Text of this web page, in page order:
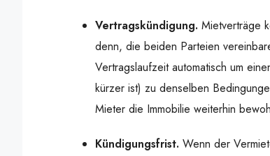
Vertragskündigung. Mietverträge
denn, die beiden Parteien
Vertragslaufzeit automatisch um
kürzer ist) zu denselben
Mieter die Immobilie weiterhin
Kündigungsfrist. Wenn der